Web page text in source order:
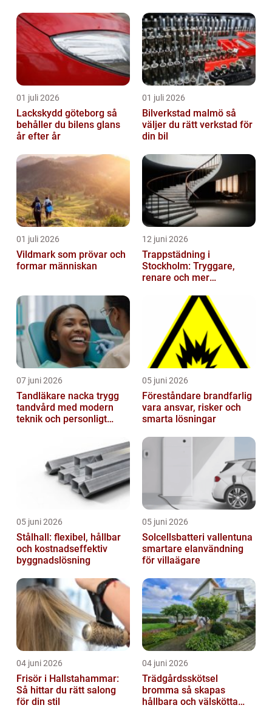
01 juli 2026
Lackskydd göteborg så
behåller du bilens glans
år efter år
01 juli 2026
Bilverkstad malmö så
väljer du rätt verkstad för
din bil
01 juli 2026
Vildmark som prövar och
formar människan
12 juni 2026
Trappstädning i
Stockholm: Tryggare,
renare och mer
07 juni 2026
Tandläkare nacka trygg
tandvård med modern
teknik och personligt
05 juni 2026
Föreståndare brandfarlig
vara ansvar, risker och
smarta lösningar
05 juni 2026
Stålhall: flexibel, hållbar
och kostnadseffektiv
byggnadslösning
05 juni 2026
Solcellsbatteri vallentuna
smartare elanvändning
för villaägare
04 juni 2026
Frisör i Hallstahammar:
Så hittar du rätt salong
för din stil
04 juni 2026
Trädgårdsskötsel
bromma så skapas
hållbara och välskötta